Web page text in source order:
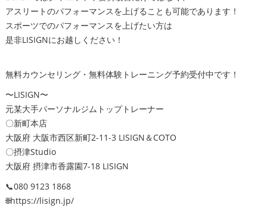
アスリートのパフォーマンスを上げることも可能であります！
スポーツでのパフォーマンスを上げたい方は
是非LISIGNにお越しください！
無料カウンセリング・無料体験トレーニング予約受付中です！
〜LISIGN〜
元某大手パーソナルジムトップトレーナー
〇新町本店
大阪府 大阪市西区新町2-11-3 LISIGN＆COTO
〇摂津Studio
大阪府 摂津市香露園7-18 LISIGN
📞080 9123 1868
🌐https://lisign.jp/